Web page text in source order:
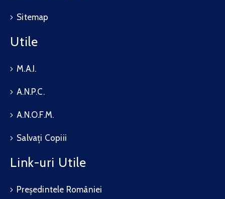
Sitemap
Utile
M.A.I.
A.N.P.C.
A.N.O.F.M.
Salvați Copiii
Link-uri Utile
Președintele României